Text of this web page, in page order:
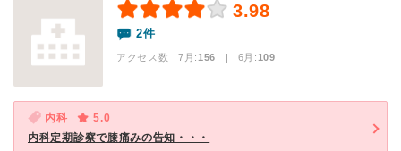
3.98
2件
アクセス数 7月:156 | 6月:109
内科
5.0
内科定期診察で膝痛みの告知・・・